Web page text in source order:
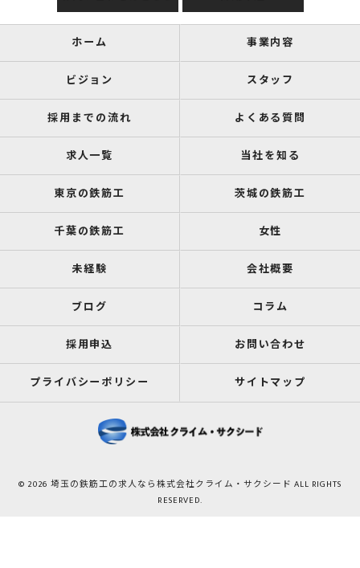
ホーム 事業内容
ビジョン スタッフ
採用までの流れ よくある質問
求人一覧 当社を知る
東京の鉄筋工 茨城の鉄筋工
千葉の鉄筋工 女性
未経験 会社概要
ブログ コラム
採用申込 お問い合わせ
プライバシーポリシー サイトマップ
© 2026 埼玉の鉄筋工の求人なら株式会社クライム・サクシード ALL RIGHTS
RESERVED.